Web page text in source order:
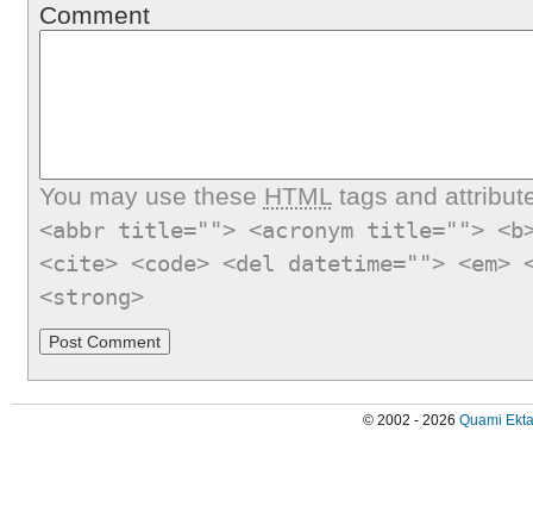
Comment
You may use these HTMLtags and
<abbr title=""> <acronym title="">
<cite> <code> <del datetime="">
<strong>
© 2002 - 2026 Quami